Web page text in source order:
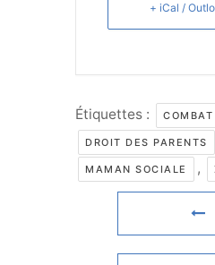
+ iCal /
Étiquettes :
DROIT DES PARENTS
MAMAN SOCIALE ,